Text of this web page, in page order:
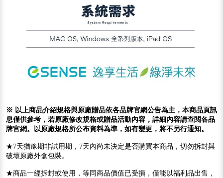
※ 以上商品介紹規格與原廠贈品依各品牌官網公告為主，本商品頁訊
息僅供參考，若原廠修改規格或贈品活動內容，詳細內容請查閱各品
牌官網。以原廠規格所公布資料為準，如有變更，將不另行通知。
★7天猶豫期非試用期，7天內尚未決定是否購買本商品，切勿拆封與
破壞原廠外盒包裝。
★商品一經拆封或使用，等同商品價值已受損，僅能以福利品出售，